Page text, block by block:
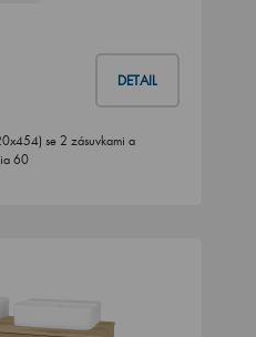
DETAIL
se 2 zásuvkami a
60